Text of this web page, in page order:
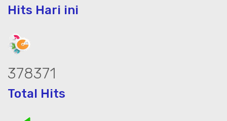
Hits Hari ini
503546
Total Hits